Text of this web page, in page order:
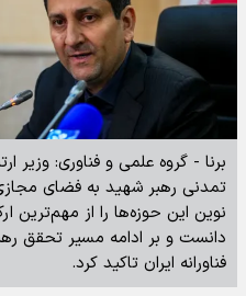
برنا - گروه علمی و فناوری: وزیر
تمدنی رهبر شهید به فضای
نوین این حوزه‌ها را از مهم‌ترین
دانست و بر ادامه مسیر تحقق
فناورانه ایران تاکید کرد.